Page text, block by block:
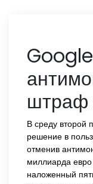
штраф
В среду второй
решение в
отменив
миллиарда
наложенный